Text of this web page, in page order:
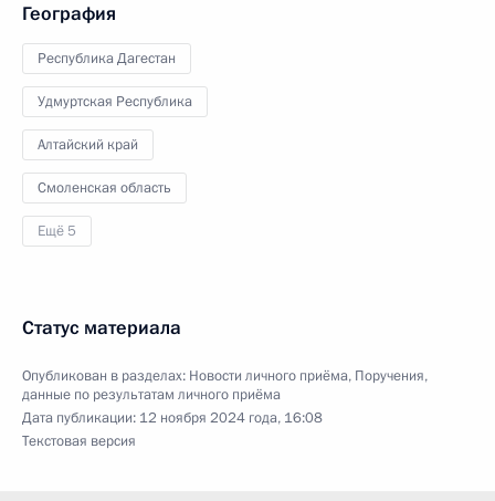
География
Республика Дагестан
Удмуртская Республика
Алтайский край
Смоленская область
Ещё 5
Статус материала
Опубликован в разделах: Новости личного приёма, Поручения,
данные по результатам личного приёма
Дата публикации: 12 ноября 2024 года, 16:08
Текстовая версия